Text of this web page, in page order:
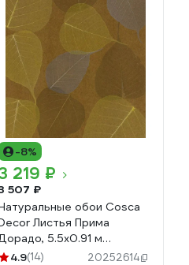
-8%
219 ₽
507 ₽
обои Cosca
Листья Прима
5.5x0.91 м
4.9(14) 20252614